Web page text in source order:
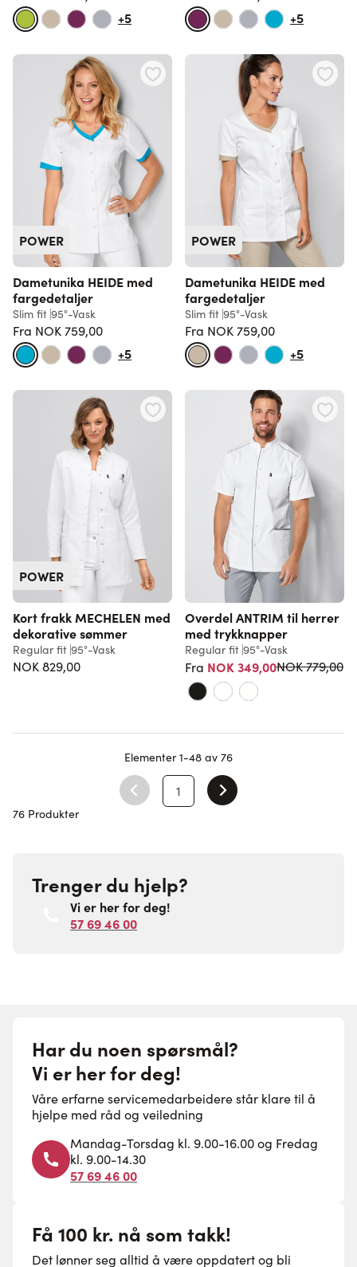
+5 +5
POWER
Dametunika HEIDE med
fargedetaljer
Slim fit 95°-Vask
Fra NOK 759,00Vanlig pris
+5
POWER
Dametunika HEIDE med
fargedetaljer
Slim fit 95°-Vask
Fra NOK 759,00Vanlig pris
+5
POWER
Kort frakk MECHELEN med
dekorative sømmer
Regular fit 95°-Vask
NOK 829,00
Overdel ANTRIM til herrer
med trykknapper
Regular fit 95°-Vask
Fra NOK 349,00Vanlig pris
NOK 779,00
Elementer1-48 av 76
You're currently reading page
1
76 Produkter
Trenger du hjelp?
Vi er her for deg!
57 69 46 00
Har du noen spørsmål?
Vi er her for deg!
Våre erfarne servicemedarbeidere står klare til å
hjelpe med råd og veiledning
Mandag-Torsdag kl. 9.00-16.00 og Fredag
kl. 9.00-14.30
57 69 46 00
Få 100 kr. nå som takk!
Det lønner seg alltid å være oppdatert og bli